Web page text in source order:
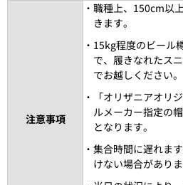
注意事項
・職種上、150cm以
きます。
・15kg程度のビール
で、履きなれたス
でお越しください。
・「オリザニアオリ
ルメーカー指定の
となります。
・集合時間に遅れま
けない場合がありま